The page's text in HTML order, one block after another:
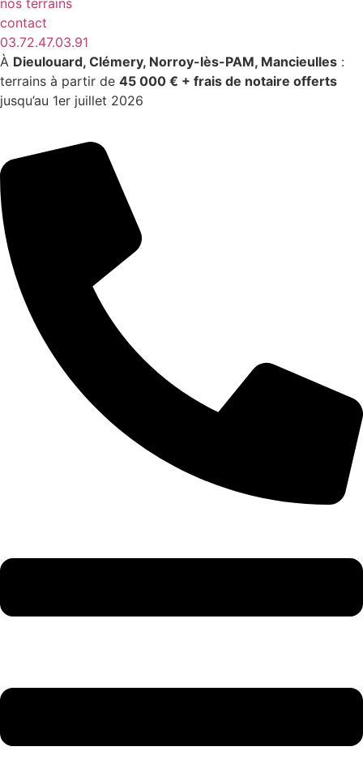
nos terrains
contact
03.72.47.03.91
À Dieulouard, Clémery, Norroy-lès-PAM, Mancieulles :
terrains à partir de 45 000 € + frais de notaire offerts
jusqu’au 1er juillet 2026